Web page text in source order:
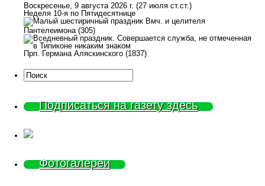
Воскресенье, 9 августа 2026 г. (27 июля ст.ст.)
Неделя 10-я по Пятидесятнице
Вмч. и целителя
Пантелеимона (305)
Прп. Германа Аляскинского (1837)
Подписаться на газету здесь
Фотогалереи